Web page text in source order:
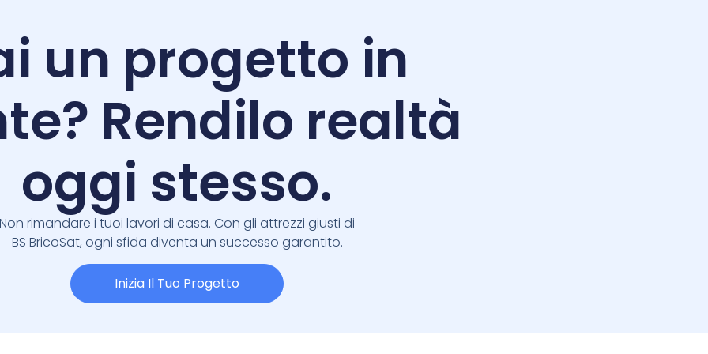
un progetto in
Rendilo realtà
oggi stesso.
Non rimandare i tuoi lavori di casa. Con gli attrezzi giusti di
BS BricoSat, ogni sfida diventa un successo garantito.
Inizia Il Tuo Progetto